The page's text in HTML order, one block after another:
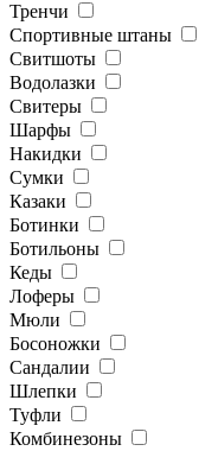
Тренчи
Спортивные штаны
Свитшоты
Водолазки
Свитеры
Шарфы
Накидки
Сумки
Казаки
Ботинки
Ботильоны
Кеды
Лоферы
Мюли
Босоножки
Сандалии
Шлепки
Туфли
Комбинезоны